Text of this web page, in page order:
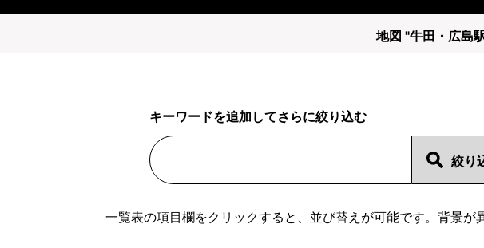
地図 "牛田・広島
キーワードを追加してさらに絞り込む
一覧表の項目欄をクリックすると、並び替えが可能です。背景が